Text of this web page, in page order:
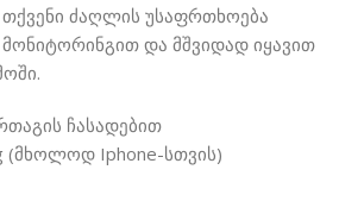
ძაღლის უსაფრთხოება
და მშვიდად იყავით
ჩასადებით
(მხოლოდ Iphone-სთვის)